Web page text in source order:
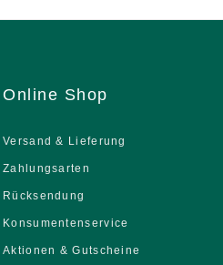
Online Shop
Versand & Lieferung
Zahlungsarten
Rücksendung
Konsumentenservice
Aktionen & Gutscheine